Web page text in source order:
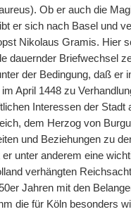
Ob er auch die
er sich nach Basel und
Nikolaus Gramis. Hier
dauernder Briefwechsel
der Bedingung, daß
April 1448 zu
Interessen der
dem Herzog von
und Beziehungen zu
er unter anderem eine
verhängten
Jahren mit den
die für Köln besonders